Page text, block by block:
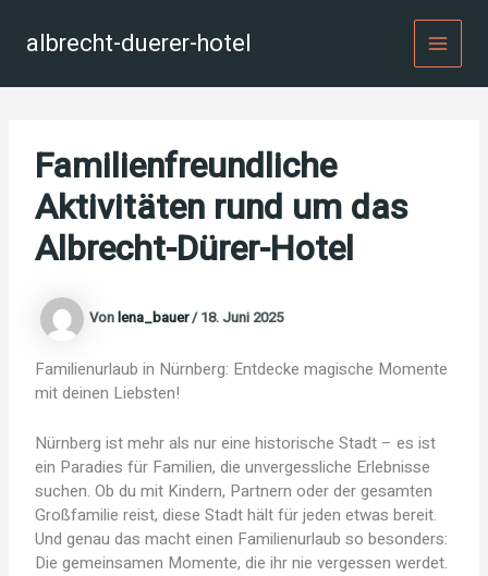
Inhalt
springenalbrecht-duerer-hotel
Familienfreundliche
Aktivitäten rund um das
Albrecht-Dürer-Hotel
Vonlena_bauer/18. Juni 2025
Familienurlaub in Nürnberg: Entdecke magische Momente
mit deinen Liebsten!
Nürnberg ist mehr als nur eine historische Stadt – es ist
ein Paradies für Familien, die unvergessliche Erlebnisse
suchen. Ob du mit Kindern, Partnern oder der gesamten
Großfamilie reist, diese Stadt hält für jeden etwas bereit.
Und genau das macht einen Familienurlaub so besonders:
Die gemeinsamen Momente, die ihr nie vergessen werdet.